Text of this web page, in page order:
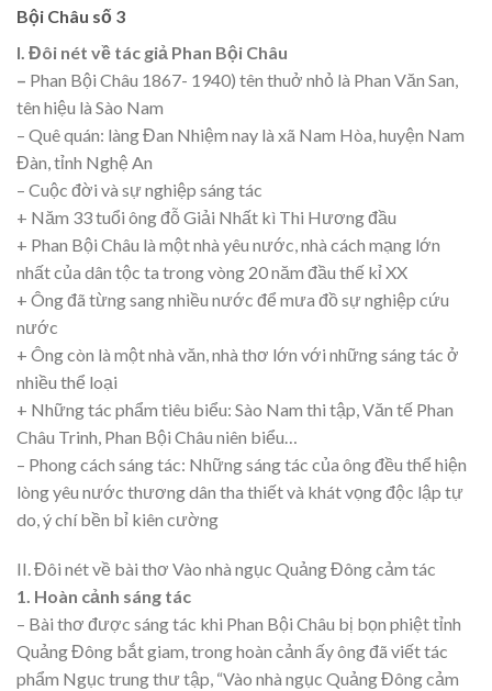
Bội Châu số 3
I. Đôi nét về tác giả Phan Bội Châu
– Phan Bội Châu 1867- 1940) tên thuở nhỏ là Phan Văn San,
tên hiệu là Sào Nam
– Quê quán: làng Đan Nhiệm nay là xã Nam Hòa, huyện Nam
Đàn, tỉnh Nghệ An
– Cuộc đời và sự nghiệp sáng tác
+ Năm 33 tuổi ông đỗ Giải Nhất kì Thi Hương đầu
+ Phan Bội Châu là một nhà yêu nước, nhà cách mạng lớn
nhất của dân tộc ta trong vòng 20 năm đầu thế kỉ XX
+ Ông đã từng sang nhiều nước để mưa đồ sự nghiệp cứu
nước
+ Ông còn là một nhà văn, nhà thơ lớn với những sáng tác ở
nhiều thể loại
+ Những tác phẩm tiêu biểu: Sào Nam thi tập, Văn tế Phan
Châu Trinh, Phan Bội Châu niên biểu…
– Phong cách sáng tác: Những sáng tác của ông đều thể hiện
lòng yêu nước thương dân tha thiết và khát vọng độc lập tự
do, ý chí bền bỉ kiên cường
II. Đôi nét về bài thơ Vào nhà ngục Quảng Đông cảm tác
1. Hoàn cảnh sáng tác
– Bài thơ được sáng tác khi Phan Bội Châu bị bọn phiệt tỉnh
Quảng Đông bắt giam, trong hoàn cảnh ấy ông đã viết tác
phẩm Ngục trung thư tập, “Vào nhà ngục Quảng Đông cảm